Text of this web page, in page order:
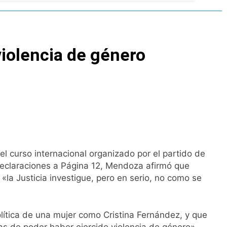
de chats privados
Moyano
el proyecto a comisión
Privada
de género
curso internacional organizado por el partido de
a Página 12, Mendoza afirmó que
Justicia investigue, pero en serio, no como se
de una mujer como Cristina Fernández, y que